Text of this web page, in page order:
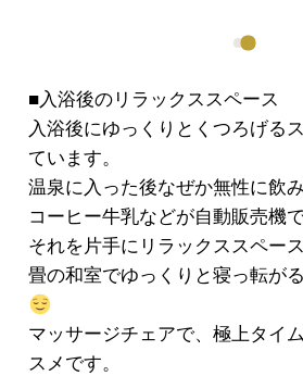
■入浴後のリラックススペース
入浴後にゆっくりとくつろげる
ています。
温泉に入った後なぜか無性に飲
コーヒー牛乳などが自動販売機
それを片手にリラックススペー
畳の和室でゆっくりと寝っ転が
マッサージチェアで、極上タイ
スメです。